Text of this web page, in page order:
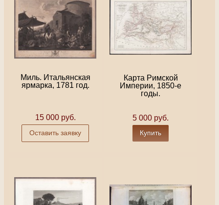
Миль. Итальянская
ярмарка, 1781 год.
15 000 руб.
Оставить заявку
Карта Римской
Империи, 1850-е
годы.
5 000 руб.
Купить